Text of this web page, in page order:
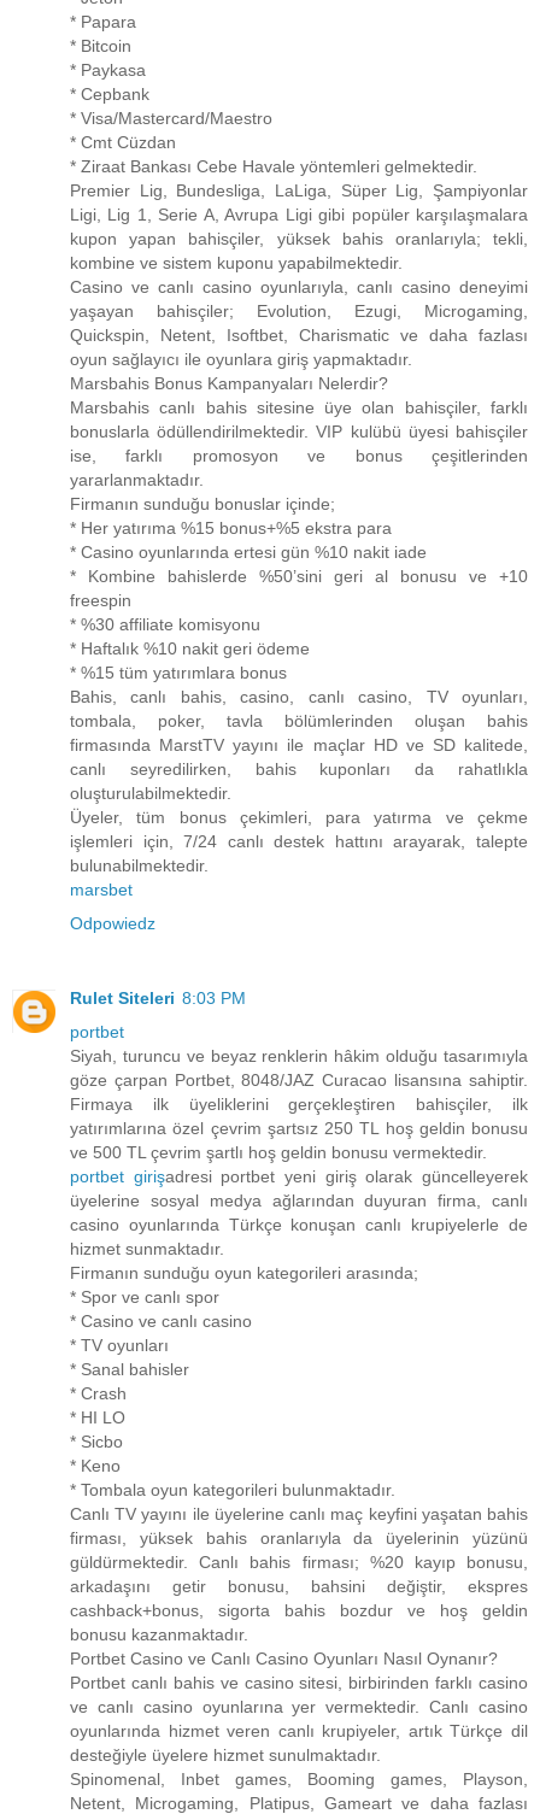
* Papara
* Bitcoin
* Paykasa
* Cepbank
* Visa/Mastercard/Maestro
* Cmt Cüzdan
* Ziraat Bankası Cebe Havale yöntemleri gelmektedir.
Premier Lig, Bundesliga, LaLiga, Süper Lig, Şampiyonlar
Ligi, Lig 1, Serie A, Avrupa Ligi gibi popüler karşılaşmalara
kupon yapan bahisçiler, yüksek bahis oranlarıyla; tekli,
kombine ve sistem kuponu yapabilmektedir.
Casino ve canlı casino oyunlarıyla, canlı casino deneyimi
yaşayan bahisçiler; Evolution, Ezugi, Microgaming,
Quickspin, Netent, Isoftbet, Charismatic ve daha fazlası
oyun sağlayıcı ile oyunlara giriş yapmaktadır.
Marsbahis Bonus Kampanyaları Nelerdir?
Marsbahis canlı bahis sitesine üye olan bahisçiler, farklı
bonuslarla ödüllendirilmektedir. VIP kulübü üyesi bahisçiler
ise, farklı promosyon ve bonus çeşitlerinden
yararlanmaktadır.
Firmanın sunduğu bonuslar içinde;
* Her yatırıma %15 bonus+%5 ekstra para
* Casino oyunlarında ertesi gün %10 nakit iade
* Kombine bahislerde %50’sini geri al bonusu ve +10
freespin
* %30 affiliate komisyonu
* Haftalık %10 nakit geri ödeme
* %15 tüm yatırımlara bonus
Bahis, canlı bahis, casino, canlı casino, TV oyunları,
tombala, poker, tavla bölümlerinden oluşan bahis
firmasında MarstTV yayını ile maçlar HD ve SD kalitede,
canlı seyredilirken, bahis kuponları da rahatlıkla
oluşturulabilmektedir.
Üyeler, tüm bonus çekimleri, para yatırma ve çekme
işlemleri için, 7/24 canlı destek hattını arayarak, talepte
bulunabilmektedir.
marsbet
Odpowiedz
Rulet Siteleri 8:03 PM
portbet
Siyah, turuncu ve beyaz renklerin hâkim olduğu tasarımıyla
göze çarpan Portbet, 8048/JAZ Curacao lisansına sahiptir.
Firmaya ilk üyeliklerini gerçekleştiren bahisçiler, ilk
yatırımlarına özel çevrim şartsız 250 TL hoş geldin bonusu
ve 500 TL çevrim şartlı hoş geldin bonusu vermektedir.
portbet girişadresi portbet yeni giriş olarak güncelleyerek
üyelerine sosyal medya ağlarından duyuran firma, canlı
casino oyunlarında Türkçe konuşan canlı krupiyelerle de
hizmet sunmaktadır.
Firmanın sunduğu oyun kategorileri arasında;
* Spor ve canlı spor
* Casino ve canlı casino
* TV oyunları
* Sanal bahisler
* Crash
* HI LO
* Sicbo
* Keno
* Tombala oyun kategorileri bulunmaktadır.
Canlı TV yayını ile üyelerine canlı maç keyfini yaşatan bahis
firması, yüksek bahis oranlarıyla da üyelerinin yüzünü
güldürmektedir. Canlı bahis firması; %20 kayıp bonusu,
arkadaşını getir bonusu, bahsini değiştir, ekspres
cashback+bonus, sigorta bahis bozdur ve hoş geldin
bonusu kazanmaktadır.
Portbet Casino ve Canlı Casino Oyunları Nasıl Oynanır?
Portbet canlı bahis ve casino sitesi, birbirinden farklı casino
ve canlı casino oyunlarına yer vermektedir. Canlı casino
oyunlarında hizmet veren canlı krupiyeler, artık Türkçe dil
desteğiyle üyelere hizmet sunulmaktadır.
Spinomenal, Inbet games, Booming games, Playson,
Netent, Microgaming, Platipus, Gameart ve daha fazlası